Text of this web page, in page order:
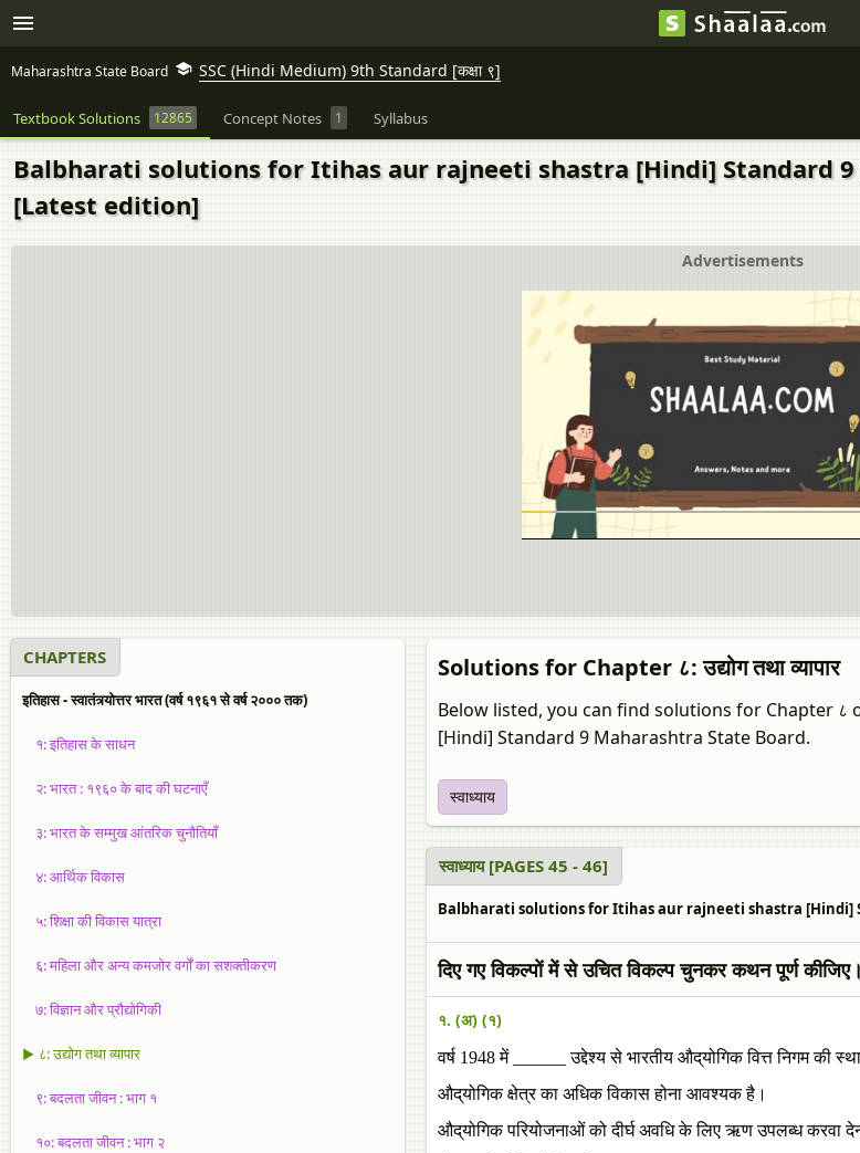
Maharashtra State Board SSC (Hindi Medium) 9th Standard [कक्षा ९]
Textbook Solutions 12865 Concept Notes 1 Syllabus
Balbharati solutions for Itihas aur rajneeti shastra [Hindi] Standard 9
[Latest edition]
Advertisements
CHAPTERS
इतिहास - स्वातंत्र्योत्तर भारत (वर्ष १९६१ से वर्ष २००० तक)
१: इतिहास के साधन
२: भारत : १९६० के बाद की घटनाएँ
३: भारत के सम्मुख आंतरिक चुनौतियाँ
४: आर्थिक विकास
५: शिक्षा की विकास यात्रा
६: महिला और अन्य कमजोर वर्गों का सशक्तीकरण
७: विज्ञान और प्रौद्योगिकी
▶ ८: उद्योग तथा व्यापार
९: बदलता जीवन : भाग १
१०: बदलता जीवन : भाग २
Solutions for Chapter ८: उद्योग तथा व्यापार
Below listed, you can find solutions for Chapter
[Hindi] Standard 9 Maharashtra State Board.
स्वाध्याय
स्वाध्याय [PAGES 45 - 46]
Balbharati solutions for Itihas aur rajneeti shastra [Hindi]
दिए गए विकल्पों में से उचित विकल्प चुनकर कथन पूर्ण कीजिए।
१. (अ) (१)
वर्ष 1948 में ______ उद्देश्य से भारतीय औद्‌योगिक वित्त निगम की
औद्‌योगिक क्षेत्र का अधिक विकास होना आवश्यक है।
औद्‌योगिक परियोजनाओं को दीर्घ अवधि के लिए ऋण उपलब्ध करवा